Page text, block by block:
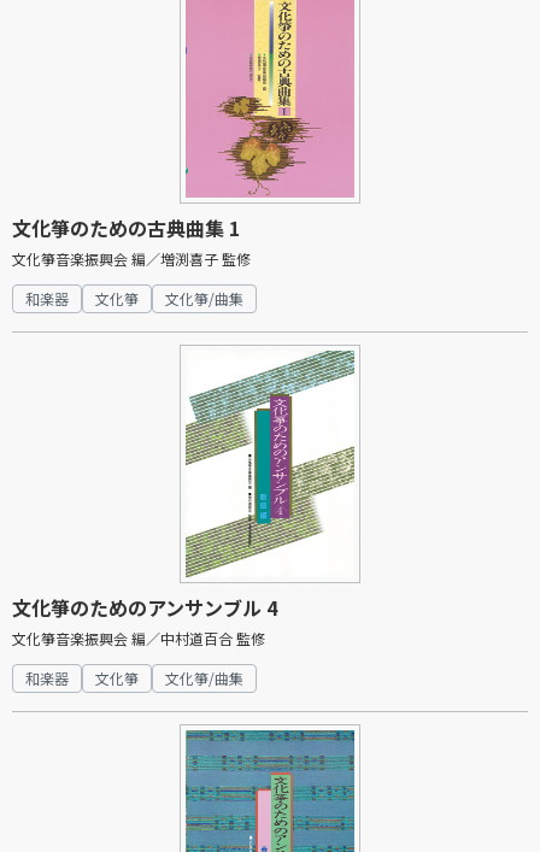
文化箏のための古典曲集 1
文化箏音楽振興会 編／増渕喜子 監修
和楽器
文化箏 文化箏/曲集
文化箏のためのアンサンブル 4
文化箏音楽振興会 編／中村道百合 監修
和楽器
文化箏 文化箏/曲集